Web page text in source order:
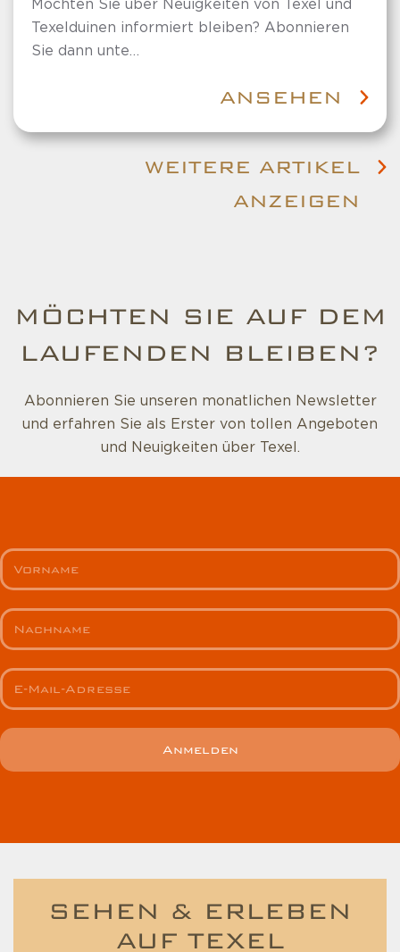
Möchten Sie über Neuigkeiten von Texel und
Texelduinen informiert bleiben? Abonnieren
Sie dann unte…
ANSEHEN
WEITERE ARTIKEL
ANZEIGEN
MÖCHTEN SIE AUF DEM
LAUFENDEN BLEIBEN?
Abonnieren Sie unseren monatlichen Newsletter
und erfahren Sie als Erster von tollen Angeboten
und Neuigkeiten über Texel.
Anmelden
SEHEN & ERLEBEN
AUF TEXEL